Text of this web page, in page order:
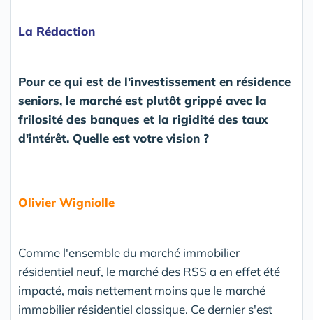
La Rédaction
Pour ce qui est de l'investissement en résidence
seniors, le marché est plutôt grippé avec la
frilosité des banques et la rigidité des taux
d'intérêt. Quelle est votre vision ?
Olivier Wigniolle
Comme l'ensemble du marché immobilier
résidentiel neuf, le marché des RSS a en effet été
impacté, mais nettement moins que le marché
immobilier résidentiel classique. Ce dernier s'est